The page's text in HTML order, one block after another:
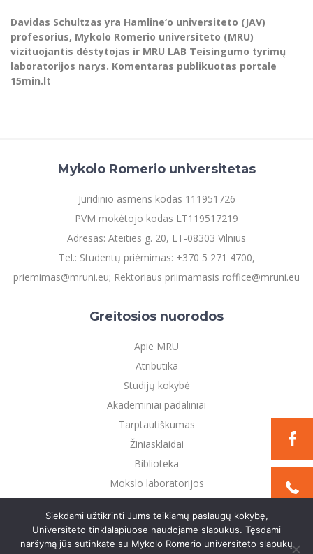
Davidas Schultzas yra Hamline‘o universiteto (JAV)
profesorius, Mykolo Romerio universiteto (MRU)
vizituojantis dėstytojas ir MRU LAB Teisingumo tyrimų
laboratorijos narys. Komentaras publikuotas portale
15min.lt
Mykolo Romerio universitetas
Juridinio asmens kodas 111951726
PVM mokėtojo kodas LT119517219
Adresas: Ateities g. 20, LT-08303 Vilnius
Tel.: Studentų priėmimas: +370 5 271 4700,
priemimas@mruni.eu; Rektoriaus priimamasis roffice@mruni.eu
Greitosios nuorodos
Apie MRU
Atributika
Studijų kokybė
Akademiniai padaliniai
Tarptautiškumas
Žiniasklaidai
Biblioteka
Mokslo laboratorijos
Privatumo politika
Siekdami užtikrinti Jums teikiamų paslaugų kokybę,
Universiteto tinklalapiuose naudojame slapukus. Tęsdami
naršymą jūs sutinkate su Mykolo Romerio universiteto slapukų